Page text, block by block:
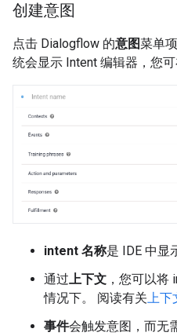
创建意图
点击 Dialogflow 的意图菜单
统会显示 Intent 编辑器，您
intent 名称是 IDE 中显
通过上下文 ，您可以将
情况下。 阅读有关上下
事件会触发意图，而无